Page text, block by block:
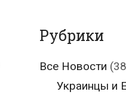
Рубрики
Все Новости
Украинцы и